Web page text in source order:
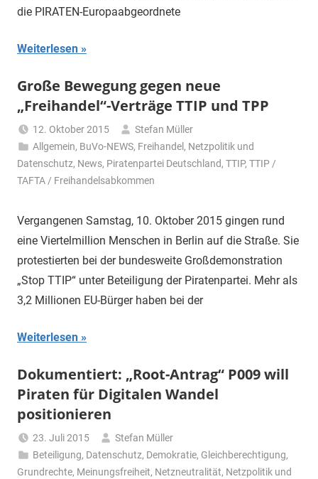
die PIRATEN-Europaabgeordnete
Weiterlesen
Große Bewegung gegen neue
„Freihandel“-Verträge TTIP und TPP
12. Oktober 2015
Stefan Müller
Allgemein, BuVo-NEWS, Freihandel , Netzpolitik und
Datenschutz, News, Piratenpartei Deutschland, TTIP, TTIP /
TAFTA / Freihandelsabkommen
Vergangenen Samstag, 10. Oktober 2015 gingen rund
eine Viertelmillion Menschen in Berlin auf die Straße. Sie
protestierten bei der bundesweite Großdemonstration
„Stop TTIP“ unter Beteiligung der Piratenpartei. Mehr als
3,2 Millionen EU-Bürger haben bei der
Weiterlesen
Dokumentiert: „Root-Antrag“ P009 will
Piraten für Digitalen Wandel
positionieren
23. Juli 2015
Stefan Müller
Beteiligung, Datenschutz, Demokratie, Gleichberechtigung,
Grundrechte, Meinungsfreiheit, Netzneutralität, Netzpolitik und